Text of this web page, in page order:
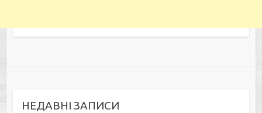
НЕДАВНІ ЗАПИСИ